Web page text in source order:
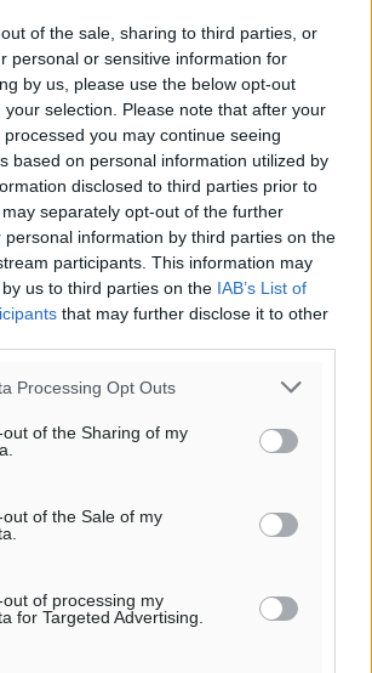
of the sale, sharing to third parties, or
personal or sensitive information for
by us, please use the below opt-out
selection. Please note that after your
you may continue seeing
based on personal information utilized by
disclosed to third parties prior to
separately opt-out of the further
personal information by third parties on the
participants. This information may
us to third parties on the IAB’s List of
that may further disclose it to other
Processing Opt Outs
of the Sharing of my
of the Sale of my
of processing my
for Targeted Advertising.
στις Ακαδημίες η Ειρήνη